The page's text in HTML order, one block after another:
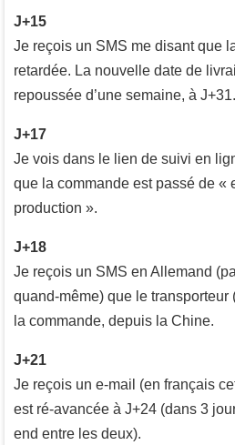
J+15
Je reçois un SMS me disant que
retardée. La nouvelle date de
repoussée d’une semaine, à J+31.
J+17
Je vois dans le lien de suivi en
que la commande est passé de «
production ».
J+18
Je reçois un SMS en Allemand
quand-même) que le transporteur
la commande, depuis la Chine.
J+21
Je reçois un e-mail (en français
est ré-avancée à J+24 (dans 3
end entre les deux).